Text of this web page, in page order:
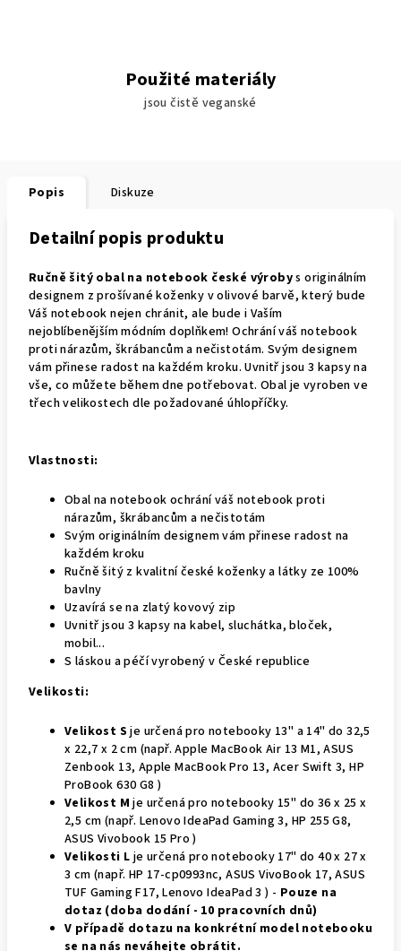
Použité materiály
jsou čistě veganské
Popis Diskuze
Detailní popis produktu
Ručně šitý obal na notebook české výrobys originálním
designem z prošívané koženky v olivové barvě, který bude
Váš notebook nejen chránit, ale bude i Vaším
nejoblíbenějším módním doplňkem! Ochrání váš notebook
proti nárazům, škrábancům a nečistotám. Svým designem
vám přinese radost na každém kroku. Uvnitř jsou 3 kapsy na
vše, co můžete během dne potřebovat. Obal je vyroben ve
třech velikostech dle požadované úhlopříčky.
Vlastnosti:
Obal na notebook ochrání váš notebook proti
nárazům, škrábancům a nečistotám
Svým originálním designem vám přinese radost na
každém kroku
Ručně šitý z kvalitní české koženky a látky ze 100%
bavlny
Uzavírá se na zlatý kovový zip
Uvnitř jsou 3 kapsy na kabel, sluchátka, bloček,
mobil...
S láskou a péčí vyrobený v České republice
Velikosti:
Velikost Sje určená pro notebooky 13" a 14" do 32,5
x 22,7 x 2 cm (např. Apple MacBook Air 13 M1, ASUS
Zenbook 13, Apple MacBook Pro 13, Acer Swift 3, HP
ProBook 630 G8 )
Velikost Mje určená pro notebooky 15" do 36 x 25 x
2,5 cm (např. Lenovo IdeaPad Gaming 3, HP 255 G8,
ASUS Vivobook 15 Pro )
Velikosti Lje určená pro notebooky 17" do 40 x 27 x
3 cm (např. HP 17-cp0993nc, ASUS VivoBook 17, ASUS
TUF Gaming F17, Lenovo IdeaPad 3 ) - Pouze na
dotaz (doba dodání - 10 pracovních dnů)
V případě dotazu na konkrétní model notebooku
se na nás neváhejte obrátit.